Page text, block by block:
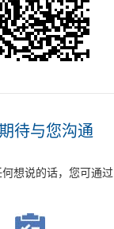
待与您沟通
想说的话，您可通